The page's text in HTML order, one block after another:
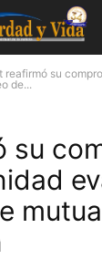
reafirmó su
de...
su
mutua